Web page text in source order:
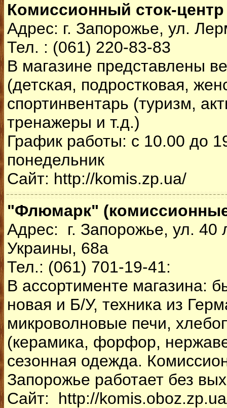
Комиссионный сток-центр
Адрес: г. Запорожье, ул.
Тел. : (061) 220-83-83
В магазине представлены
(детская, подростковая,
спортинвентарь (туризм,
тренажеры и т.д.)
График работы: с 10.00 до
понедельник
Сайт: http://komis.zp.ua/
"Флюмарк"
Адрес: г. Запорожье, ул. 40
Украины, 68а
Тел.: (061) 701-19-41:
В ассортименте магазина:
новая и Б/У, техника из
микроволновые печи,
(керамика, форфор,
сезонная одежда.
Запорожье работает без
Сайт: http://